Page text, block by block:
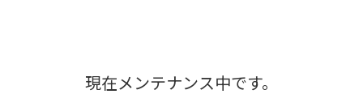
現在メンテナンス中です。